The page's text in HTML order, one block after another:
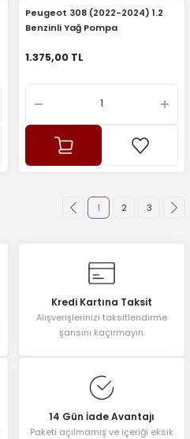
Peugeot 308 (2022-2024) 1.2
Benzinli Yağ Pompa
1.375,00 TL
1 2 3
Kredi Kartına Taksit
Alışverişlerinizi taksitlendirme
şansını kaçırmayın.
14 Gün İade Avantajı
Paketi açılmamış ve içeriği eksik